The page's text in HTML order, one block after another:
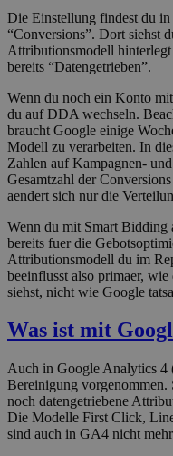
Die Einstellung findest du
“Conversions”. Dort siehst
Attributionsmodell
bereits “Datengetrieben”.
Wenn du noch ein Konto
du auf DDA wechseln.
braucht Google einige
Modell zu verarbeiten. In
Zahlen auf Kampagnen-
Gesamtzahl der
aendert sich nur die
Wenn du mit Smart
bereits fuer die
Attributionsmodell du im
beeinflusst also primaer,
siehst, nicht wie Google
Was ist mit
Auch in Google Analytics 4
Bereinigung vorgenommen.
noch datengetriebene
Die Modelle First Click,
sind auch in GA4 nicht